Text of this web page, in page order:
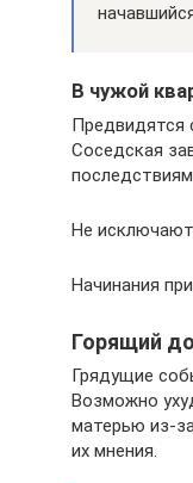
В чужой
Предвидятся
Соседская
последствиям.
Не
Начинания
Горящий
Грядущие
Возможно
матерью из-
их мнения.